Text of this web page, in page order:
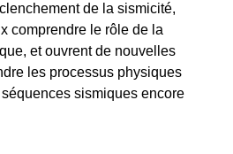
de la sismicité,
comprendre le rôle de la
et ouvrent de nouvelles
les processus physiques
sismiques encore